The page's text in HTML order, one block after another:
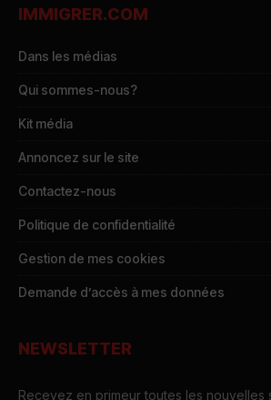
IMMIGRER.COM
Dans les médias
Qui sommes-nous?
Kit média
Annoncez sur le site
Contactez-nous
Politique de confidentialité
Gestion de mes cookies
Demande d’accès à mes données
NEWSLETTER
Recevez en primeur toutes les nouvelles